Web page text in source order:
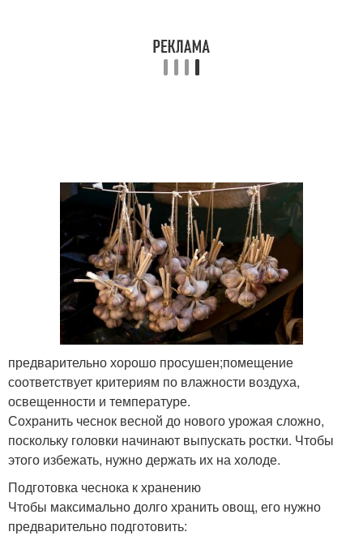
предварительно хорошо просушен;помещение
соответствует критериям по влажности воздуха,
освещенности и температуре.
Сохранить чеснок весной до нового урожая сложно,
поскольку головки начинают выпускать ростки. Чтобы
этого избежать, нужно держать их на холоде.
Подготовка чеснока к хранению
Чтобы максимально долго хранить овощ, его нужно
предварительно подготовить: